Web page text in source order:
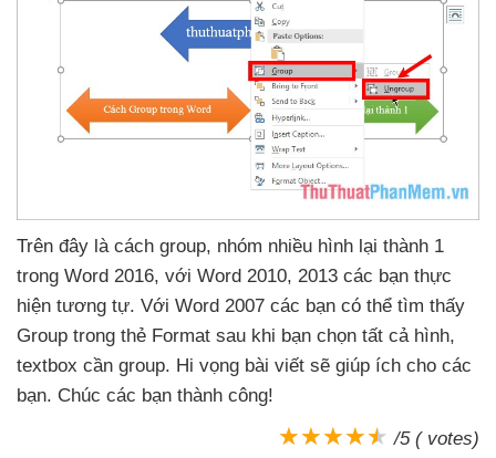
Trên đây là cách group, nhóm nhiều hình lại thành 1
trong Word 2016, với Word 2010, 2013 các bạn thực
hiện tương tự. Với Word 2007 các bạn có thể tìm thấy
Group trong thẻ Format sau khi bạn chọn tất cả hình,
textbox cần group. Hi vọng bài viết sẽ giúp ích cho các
bạn. Chúc các bạn thành công!
/5 ( votes)